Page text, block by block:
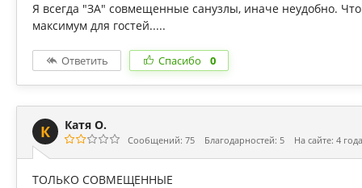
Я всегда "ЗА" совмещенные санузлы, иначе неудобно.
максимум для гостей.....
Ответить Спасибо 0
К Катя О.
Сообщений: 75 Благодарностей: 5 На сайте: 4 года
ТОЛЬКО СОВМЕЩЕННЫЕ